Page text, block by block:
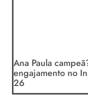
Ana Paula
engajamento no
26